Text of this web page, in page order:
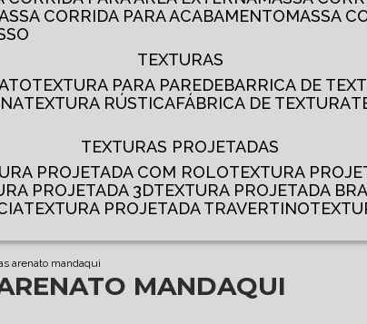
CORRIDA PARA ACABAMENTO
MASSA
TEXTURAS
TEXTURA PARA PAREDE BARRICA DE
TEXTURA RÚSTICA FÁBRICA DE TEXTURA
TEXTURAS PROJETADAS
PROJETADA COM ROLO
TEXTURA
PROJETADA 3D
TEXTURA PROJETADA
TEXTURA PROJETADA TRAVERTINO
arenato mandaqui
MANDAQUI